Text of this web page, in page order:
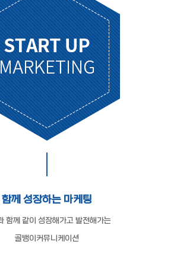
함께 성장하는 마케팅
함께 같이 성장해가고 발전해가는
골뱅이커뮤니케이션